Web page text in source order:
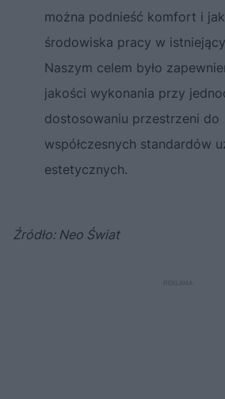
można podnieść komfort i
środowiska pracy w
Naszym celem było
jakości wykonania przy
dostosowaniu przestrzeni do
współczesnych standardów
estetycznych.
Źródło: Neo Świat